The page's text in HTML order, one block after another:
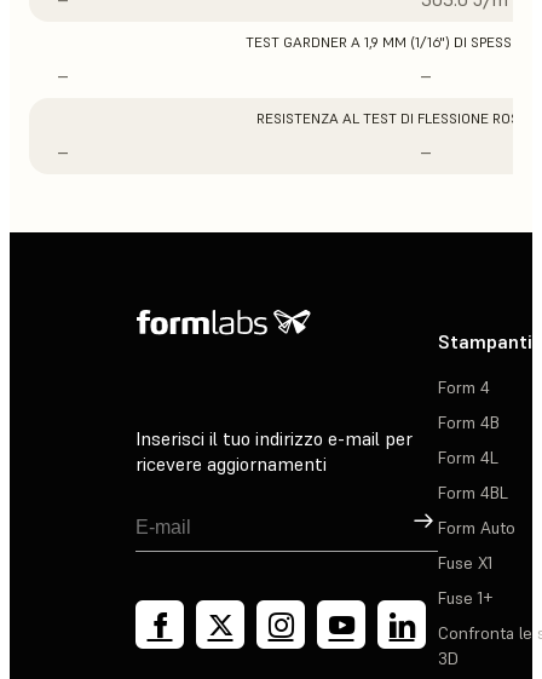
TEST GARDNER A 1,9 MM (1/16") DI SPESSORE
– –
RESISTENZA AL TEST DI FLESSIONE ROSS
– –
Inserisci il tuo indirizzo e-mail per
ricevere aggiornamenti
Registrati
Stampanti
Form 4
Form 4B
Form 4L
Form 4BL
Form Auto
Fuse X1
Fuse 1+
Confronta le
3D